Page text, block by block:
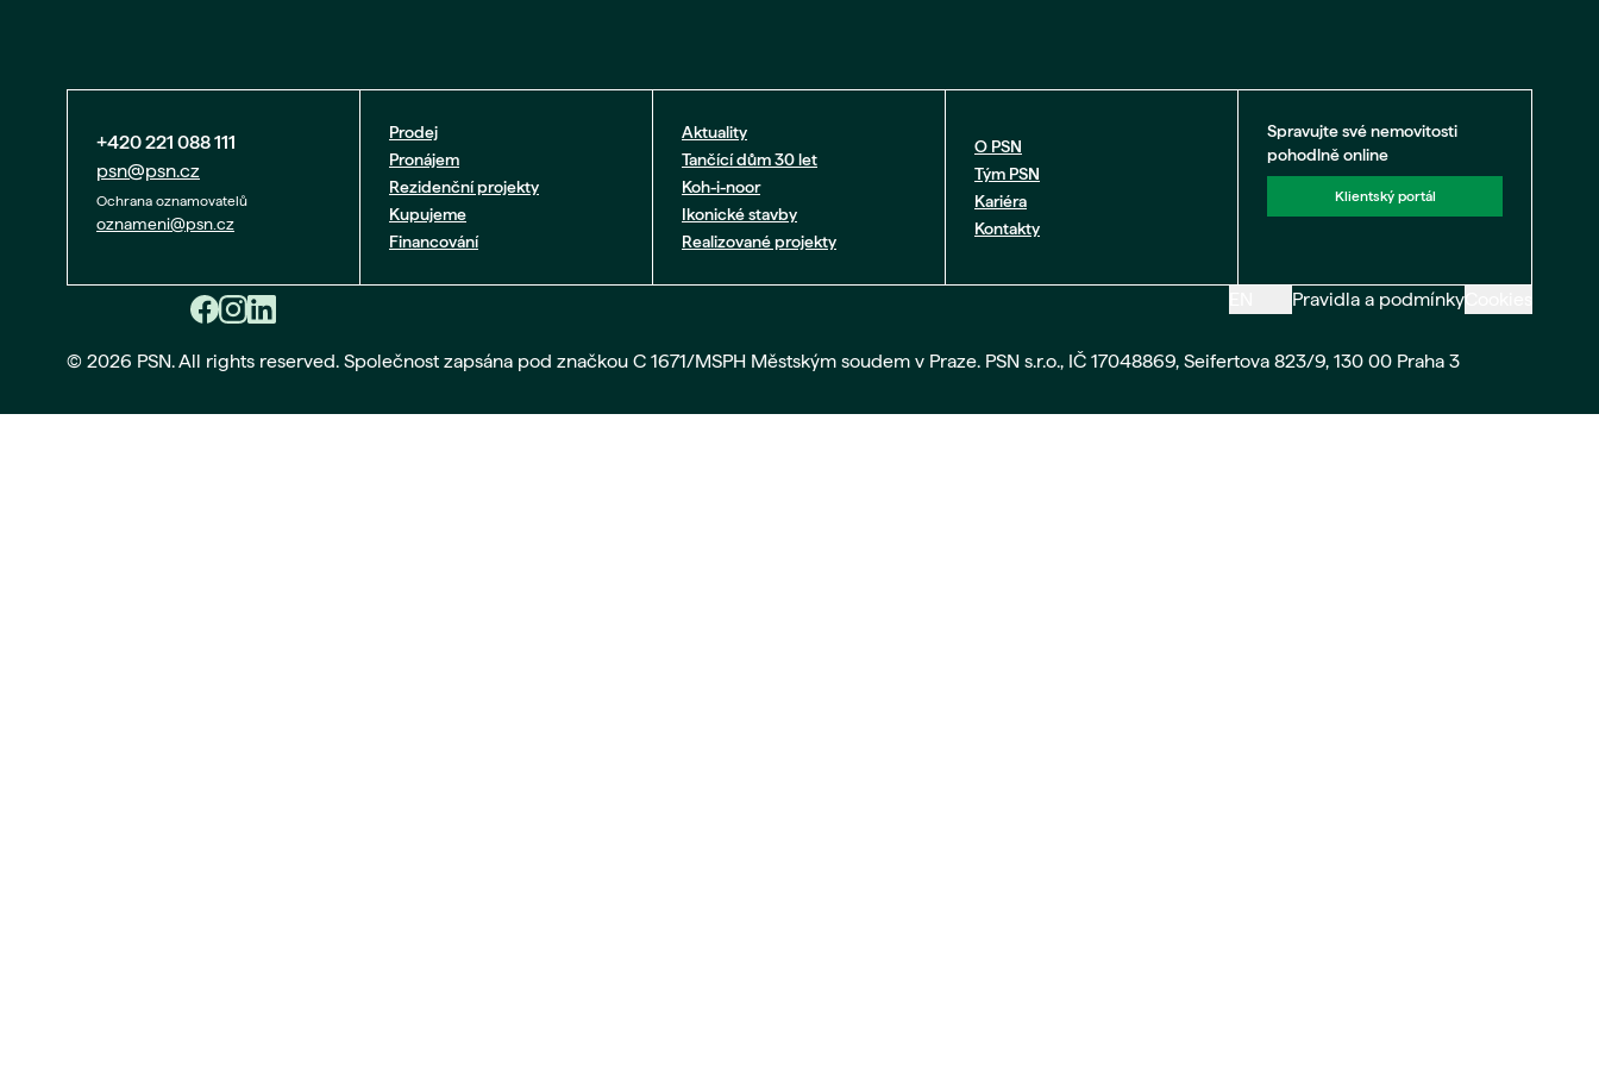
+420 221 088 111
psn@psn.cz
Ochrana oznamovatelů
oznameni@psn.cz
Prodej
Pronájem
Rezidenční projekty
Kupujeme
Financování
Aktuality
Tančící dům 30 let
Koh-i-noor
Ikonické stavby
Realizované projekty
O PSN
Tým PSN
Kariéra
Kontakty
Spravujte své nemovitosti
pohodlně online
Klientský portál
Pravidla a podmínky
© 2026 PSN. All rights reserved. Společnost zapsána pod značkou C 1671/MSPH Městským soudem v Praze. PSN s.r.o., IČ 17048869, Seifertova 823/9, 130 00 Praha 3